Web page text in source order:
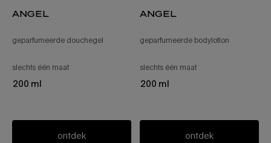
angel
geparfumeerde douchegel
slechts één maat
200 ml
ontdek
angel
geparfumeerde bodylotion
slechts één maat
200 ml
ontdek